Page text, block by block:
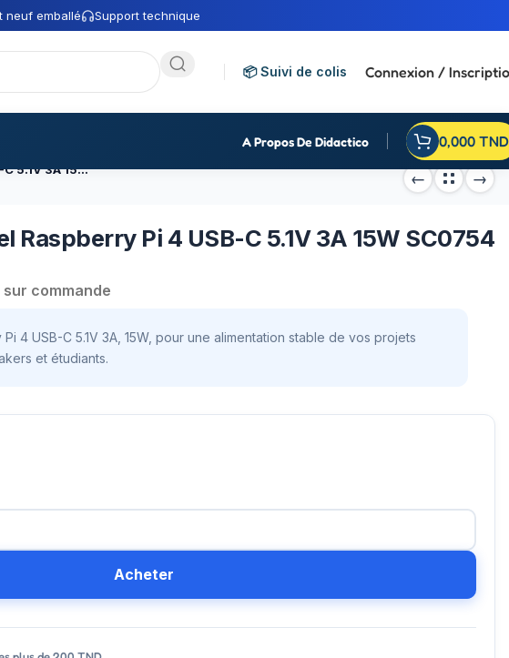
neuf emballé Support technique
📦 Suivi de colis Connexion /
A Propos De Didactico 0,000 TND
Adaptateur Officiel Raspberry Pi 4 USB-C 5.1V 3A 15W SC0754
Raspberry Pi 4 USB-C 5.1V 3A 15W SC0754
commande
4 USB-C 5.1V 3A, 15W, pour une alimentation stable de vos projets
et étudiants.
Acheter